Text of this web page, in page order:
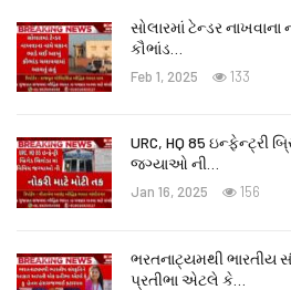
સોલારમાં ટેન્ડર
કૌભાંડ…
Feb 1, 2025 133
URC, HQ 85 ઇન્ફેન્ટ્રી
જગ્યાઓ ની…
Jan 16, 2025 156
ભરતનાટ્યમથી
પ્રતીભા એટલે કે‌…